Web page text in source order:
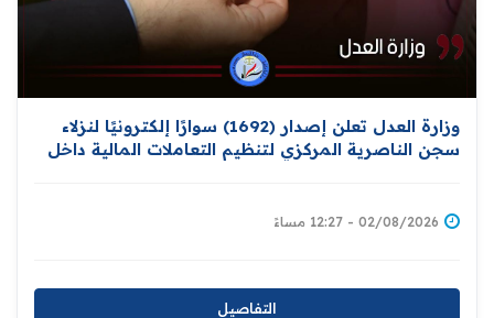
وزارة العدل تعلن إصدار (1692) سوارًا إلكترونيًا لنزلاء
سجن الناصرية المركزي لتنظيم التعاملات المالية داخل
02/08/2026 - 12:27 مساءً
التفاصيل